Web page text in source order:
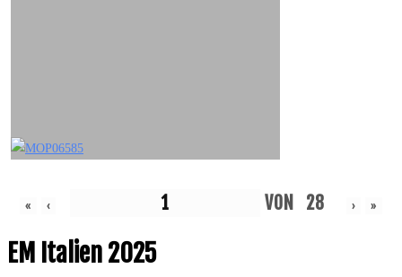
« ‹ VON 28 › »
EM Italien 2025